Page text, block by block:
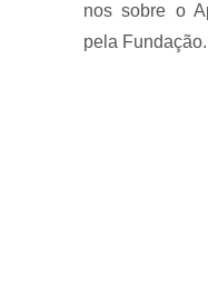
nos sobre o
pela Fundação.